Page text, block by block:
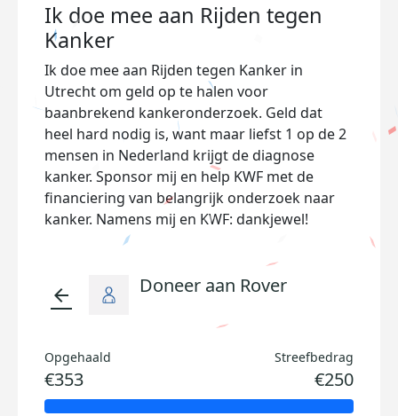
Ik doe mee aan Rijden tegen
Kanker
Ik doe mee aan Rijden tegen Kanker in
Utrecht om geld op te halen voor
baanbrekend kankeronderzoek. Geld dat
heel hard nodig is, want maar liefst 1 op de 2
mensen in Nederland krijgt de diagnose
kanker. Sponsor mij en help KWF met de
financiering van belangrijk onderzoek naar
kanker. Namens mij en KWF: dankjewel!
arrow_back Doneer aan Rover
Opgehaald
€353
Streefbedrag
€250